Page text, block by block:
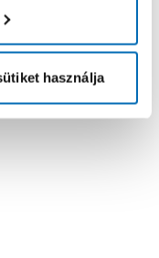
használja